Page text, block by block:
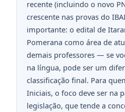
recente (incluindo o novo
crescente nas provas do
importante: o edital de
Pomerana como área de
demais professores — se
na língua, pode ser um
classificação final. Para
Iniciais, o foco deve ser na
legislação, que tende a